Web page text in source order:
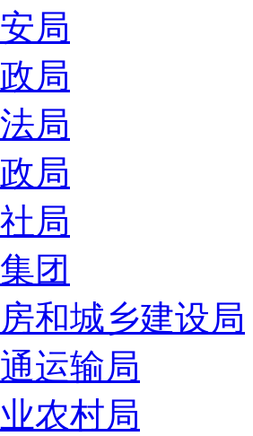
局
局
局
局
局
团
和城乡建设局
运输局
农村局